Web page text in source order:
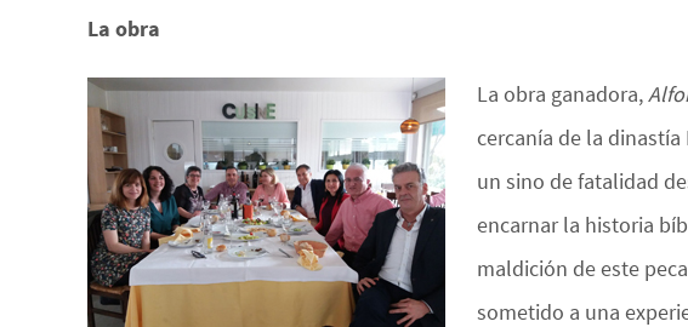
La obra
La obra ganadora,
cercanía de la
un sino de fatalidad
encarnar la historia
maldición de este
sometido a una